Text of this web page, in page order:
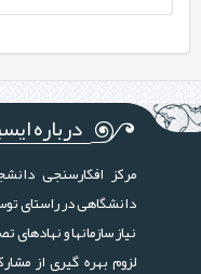
درباره
مرکز افکارسنجی
دانشگاهی در راستای
نیاز سازمانها و
لزوم بهره گیری از